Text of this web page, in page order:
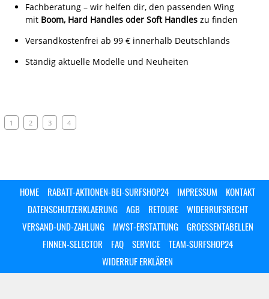
Fachberatung – wir helfen dir, den passenden Wing
mit Boom, Hard Handles oder Soft Handleszu finden
Versandkostenfrei ab 99 € innerhalb Deutschlands
Ständig aktuelle Modelle und Neuheiten
1 2 3 4
HOME RABATT-AKTIONEN-BEI-SURFSHOP24 IMPRESSUM
KONTAKT
DATENSCHUTZERKLAERUNG
AGB RETOURE
WIDERRUFSRECHT
VERSAND-UND-ZAHLUNG
MWST-ERSTATTUNG
GROESSENTABELLEN
FINNEN-SELECTOR
FAQ SERVICE
TEAM-SURFSHOP24
WIDERRUF ERKLÄREN